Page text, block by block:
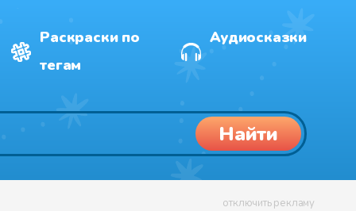
Раскраски по
тегам
Аудиосказки
Найти
отключить рекламу